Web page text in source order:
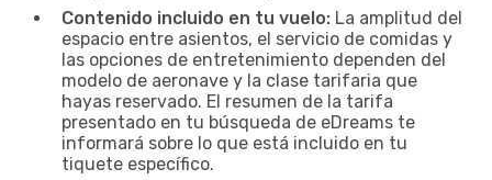
Contenido incluido en tu vuelo: La amplitud del
espacio entre asientos, el servicio de comidas y
las opciones de entretenimiento dependen del
modelo de aeronave y la clase tarifaria que
hayas reservado. El resumen de la tarifa
presentado en tu búsqueda de eDreams te
informará sobre lo que está incluido en tu
tiquete específico.